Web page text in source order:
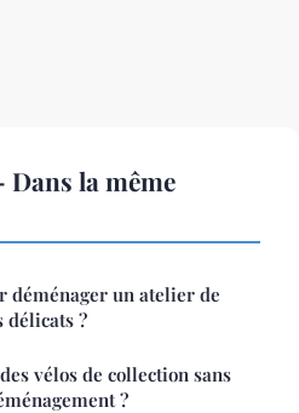
la même
déménager un atelier de
délicats ?
vélos de collection sans
?